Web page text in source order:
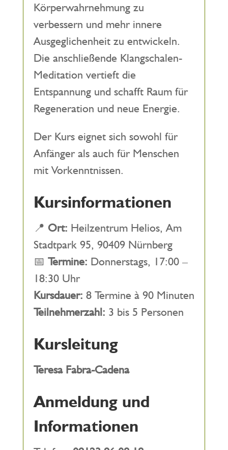
Körperwahrnehmung zu
verbessern und mehr innere
Ausgeglichenheit zu entwickeln.
Die anschließende Klangschalen-
Meditation vertieft die
Entspannung und schafft Raum für
Regeneration und neue Energie.
Der Kurs eignet sich sowohl für
Anfänger als auch für Menschen
mit Vorkenntnissen.
Kursinformationen
📍 Ort: Heilzentrum Helios, Am
Stadtpark 95, 90409 Nürnberg
📅 Termine: Donnerstags, 17:00 –
18:30 Uhr
Kursdauer: 8 Termine à 90 Minuten
Teilnehmerzahl: 3 bis 5 Personen
Kursleitung
Teresa Fabra-Cadena
Anmeldung und
Informationen